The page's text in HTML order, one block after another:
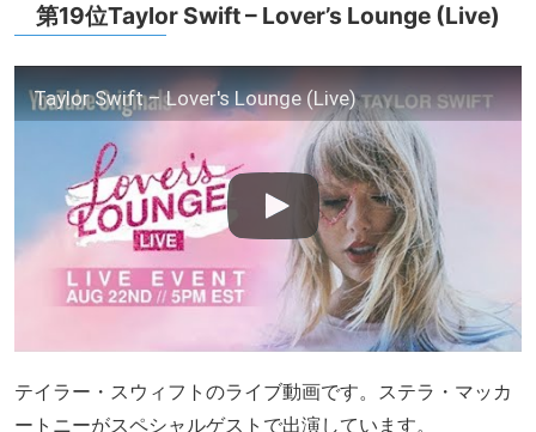
第19位Taylor Swift – Lover’s Lounge (Live)
Taylor Swift – Lover's Lounge (Live)
テイラー・スウィフトのライブ動画です。ステラ・マッカ
ートニーがスペシャルゲストで出演しています。